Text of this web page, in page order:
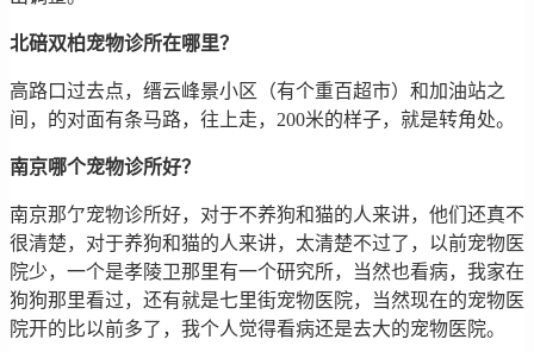
北碚双柏宠物诊所在哪里？
高路口过去点，缙云峰景小区（有个重百超市）和加油站之
间，的对面有条马路，往上走，200米的样子，就是转角处。
南京哪个宠物诊所好？
南京那亇宠物诊所好，对于不养狗和猫的人来讲，他们还真不
很清楚，对于养狗和猫的人来讲，太清楚不过了，以前宠物医
院少，一个是孝陵卫那里有一个研究所，当然也看病，我家在
狗狗那里看过，还有就是七里街宠物医院，当然现在的宠物医
院开的比以前多了，我个人觉得看病还是去大的宠物医院。